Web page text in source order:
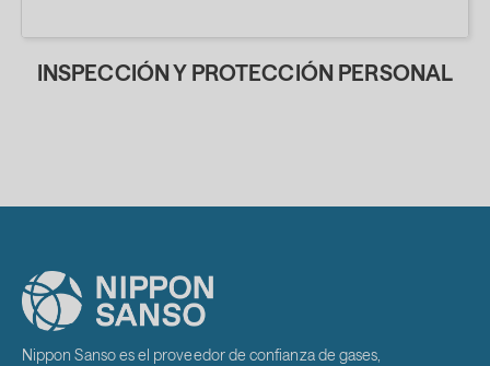
INSPECCIÓN Y PROTECCIÓN PERSONAL
Nippon Sanso es el proveedor de confianza de gases,